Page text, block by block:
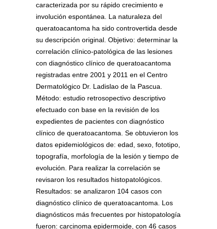
caracterizada por su rápido crecimiento e
involución espontánea. La naturaleza del
queratoacantoma ha sido controvertida desde
su descripción original. Objetivo: determinar la
correlación clínico-patológica de las lesiones
con diagnóstico clínico de queratoacantoma
registradas entre 2001 y 2011 en el Centro
Dermatológico Dr. Ladislao de la Pascua.
Método: estudio retrosopectivo descriptivo
efectuado con base en la revisión de los
expedientes de pacientes con diagnóstico
clínico de queratoacantoma. Se obtuvieron los
datos epidemiológicos de: edad, sexo, fototipo,
topografía, morfología de la lesión y tiempo de
evolución. Para realizar la correlación se
revisaron los resultados histopatológicos.
Resultados: se analizaron 104 casos con
diagnóstico clínico de queratoacantoma. Los
diagnósticos más frecuentes por histopatología
fueron: carcinoma epidermoide, con 46 casos